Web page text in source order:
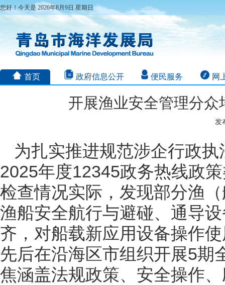
您好！今天是 2026年8月9日 星期日
首页 政府信息公开 便民服务 网
开展渔业安全管理分
发
为扎实推进规范涉企行政
2025年度12345政务热线政
检查情况实际，发现部分渔
渔船安全航行与避碰、通导
齐，对船载新应用设备操作
先后在沿海区市组织开展5期
焦涵盖法规政策、安全操作